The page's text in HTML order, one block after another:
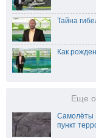
Тайна
Как
Еще
Самолёты
пункт